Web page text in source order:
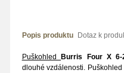
Popis produktu Dotaz k
Puškohled Burris Four X 6-
dlouhé vzdálenosti.